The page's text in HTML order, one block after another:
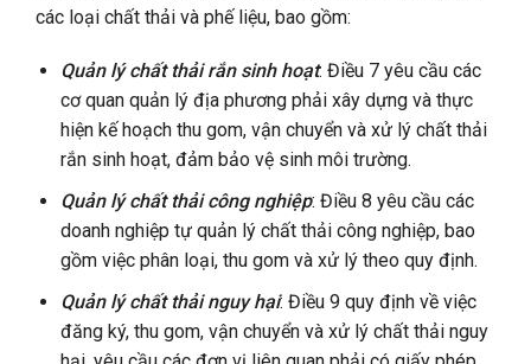
các loại chất thải và phế liệu, bao gồm:
Quản lý chất thải rắn sinh hoạt: Điều 7 yêu cầu các
cơ quan quản lý địa phương phải xây dựng và thực
hiện kế hoạch thu gom, vận chuyển và xử lý chất thải
rắn sinh hoạt, đảm bảo vệ sinh môi trường.
Quản lý chất thải công nghiệp: Điều 8 yêu cầu các
doanh nghiệp tự quản lý chất thải công nghiệp, bao
gồm việc phân loại, thu gom và xử lý theo quy định.
Quản lý chất thải nguy hại: Điều 9 quy định về việc
đăng ký, thu gom, vận chuyển và xử lý chất thải nguy